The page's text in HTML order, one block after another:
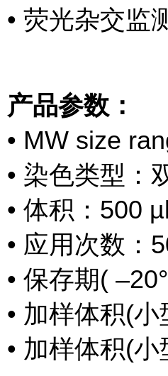
• 荧光杂交监
产品参数：
• MW size
• 染色类型：
• 体积：500 µl
• 应用次数：
• 保存期(
• 加样体积(
• 加样体积(